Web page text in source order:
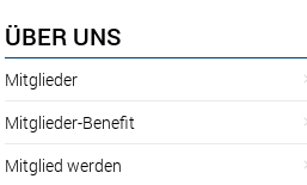
ÜBER UNS
Mitglieder
Mitglieder-Benefit
Mitglied werden